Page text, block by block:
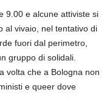
9.00 e alcune attiviste si
al vivaio, nel tentativo di
fuori dal perimetro,
gruppo di solidali.
volta che a Bologna non
e queer dove